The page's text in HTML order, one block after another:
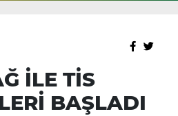
İLE TİS
BAŞLADI